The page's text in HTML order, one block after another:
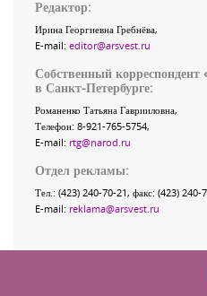
Редактор:
Ирина Георгиевна Гребнёва,
E-mail: editor@arsvest.ru
Собственный корреспондент
в Санкт-Петербурге:
Романенко Татьяна Гаврииловна,
Телефон: 8-921-765-5754,
E-mail: rtg@narod.ru
Отдел рекламы:
Тел.: (423) 240-70-21, факс: (423) 240-
E-mail: reklama@arsvest.ru